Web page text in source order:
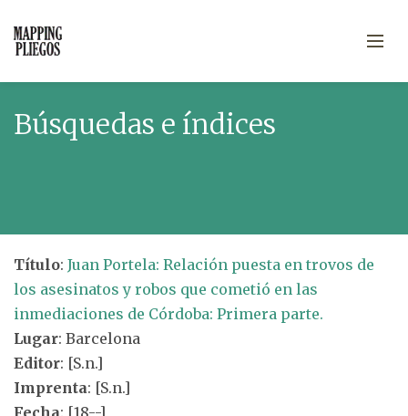
Búsquedas e índices
Título: Juan Portela: Relación puesta en trovos de
los asesinatos y robos que cometió en las
inmediaciones de Córdoba: Primera parte.
Lugar: Barcelona
Editor: [S.n.]
Imprenta: [S.n.]
Fecha: [18--]